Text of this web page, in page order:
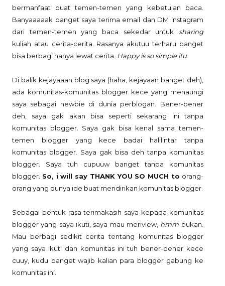
bermanfaat buat temen-temen yang kebetulan baca.
Banyaaaaak banget saya terima email dan DM instagram
dari temen-temen yang baca sekedar untuk sharing
kuliah atau cerita-cerita. Rasanya akutuu terharu banget
bisa berbagi hanya lewat cerita. Happy is so simple itu
Di balik kejayaaan blog saya (haha, kejayaan banget deh),
ada komunitas-komunitas blogger kece yang menaungi
saya sebagai newbie di dunia perblogan. Bener-bener
deh, saya gak akan bisa seperti sekarang ini tanpa
komunitas blogger. Saya gak bisa kenal sama temen-
temen blogger yang kece badai halilintar tanpa
komunitas blogger. Saya gak bisa deh tanpa komunitas
blogger. Saya tuh cupuuw banget tanpa komunitas
blogger. So, i will say THANK YOU SO MUCH to orang-
orang yang punya ide buat mendirikan komunitas blogger.
Sebagai bentuk rasa terimakasih saya kepada komunitas
blogger yang saya ikuti, saya mau meriview, hmm bukan.
Mau berbagi sedikit cerita tentang komunitas blogger
yang saya ikuti dan komunitas ini tuh bener-bener kece
cuuy, kudu banget wajib kalian para blogger gabung ke
komunitas ini.